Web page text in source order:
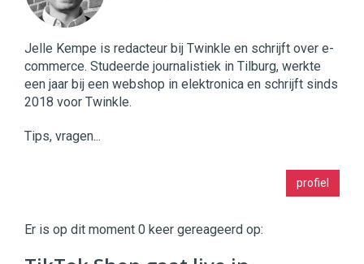
Jelle Kempe is redacteur bij Twinkle en schrijft over e-
commerce. Studeerde journalistiek in Tilburg, werkte
een jaar bij een webshop in elektronica en schrijft sinds
2018 voor Twinkle.
Tips, vragen...
profiel
Commerce https://twinklemagazine.nl
9654
Er is op dit moment 0 keer gereageerd op: